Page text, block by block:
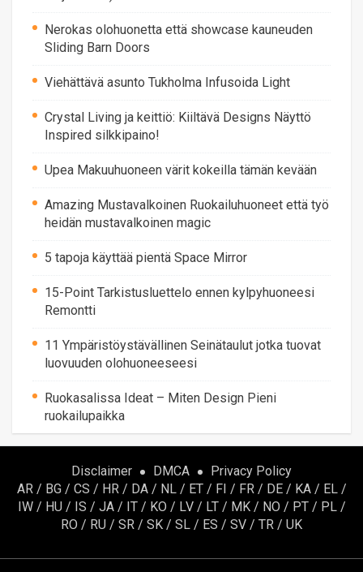
Nerokas olohuonetta että showcase kauneuden
Sliding Barn Doors
Viehättävä asunto Tukholma Infusoida Light
Crystal Living ja keittiö: Kiiltävä Designs Näyttö
Inspired silkkipaino!
Upea Makuuhuoneen värit kokeilla tämän kevään
Amazing Mustavalkoinen Ruokailuhuoneet että työ
heidän mustavalkoinen magic
5 tapoja käyttää pientä Space Mirror
15-Point Tarkistusluettelo ennen kylpyhuoneesi
Remontti
11 Ympäristöystävällinen Seinätaulut jotka tuovat
luovuuden olohuoneeseesi
Ruokasalissa Ideat – Miten Design Pieni
ruokailupaikka
Disclaimer DMCA
Privacy Policy
AR/ BG/ CS / HR/ DA/ NL/ ET/ FI / FR/ DE/ KA/ EL/
IW/ HU/ IS / JA/ IT/ KO / LV/ LT/ MK/ NO / PT/ PL/
RO / RU / SR / SK / SL / ES / SV / TR / UK